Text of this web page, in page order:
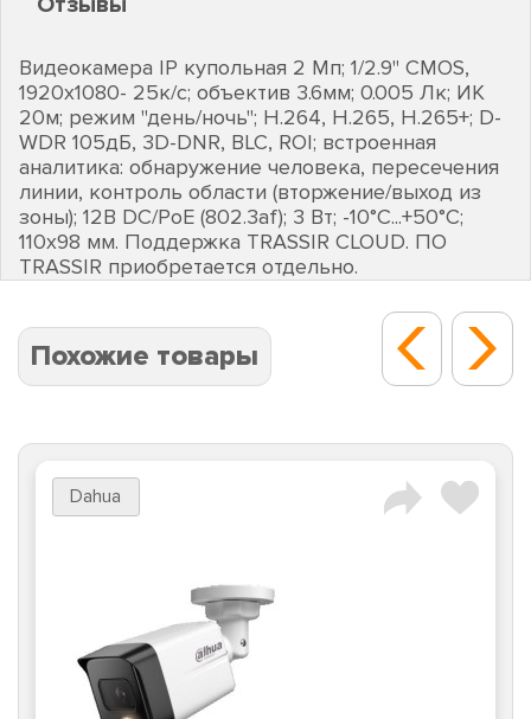
Видеокамера IP купольная 2 Мп; 1/2.9" CMOS,
1920х1080- 25к/с; объектив 3.6мм; 0.005 Лк; ИК
20м; режим "день/ночь"; H.264, H.265, H.265+; D-
WDR 105дБ, 3D-DNR, BLC, ROI; встроенная
аналитика: обнаружение человека, пересечения
линии, контроль области (вторжение/выход из
зоны); 12В DC/PoE (802.3af); 3 Вт; -10°C...+50°C;
110х98 мм. Поддержка TRASSIR CLOUD. ПО
TRASSIR приобретается отдельно.
Похожие товары
Dahua